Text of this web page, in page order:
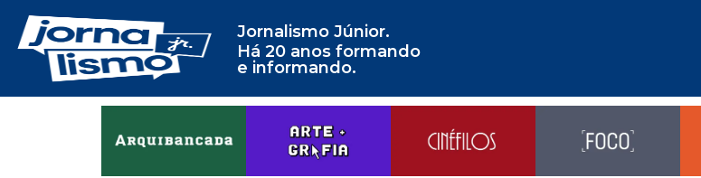
Jornalismo Júnior.
Há 20 anos formando
e informando.